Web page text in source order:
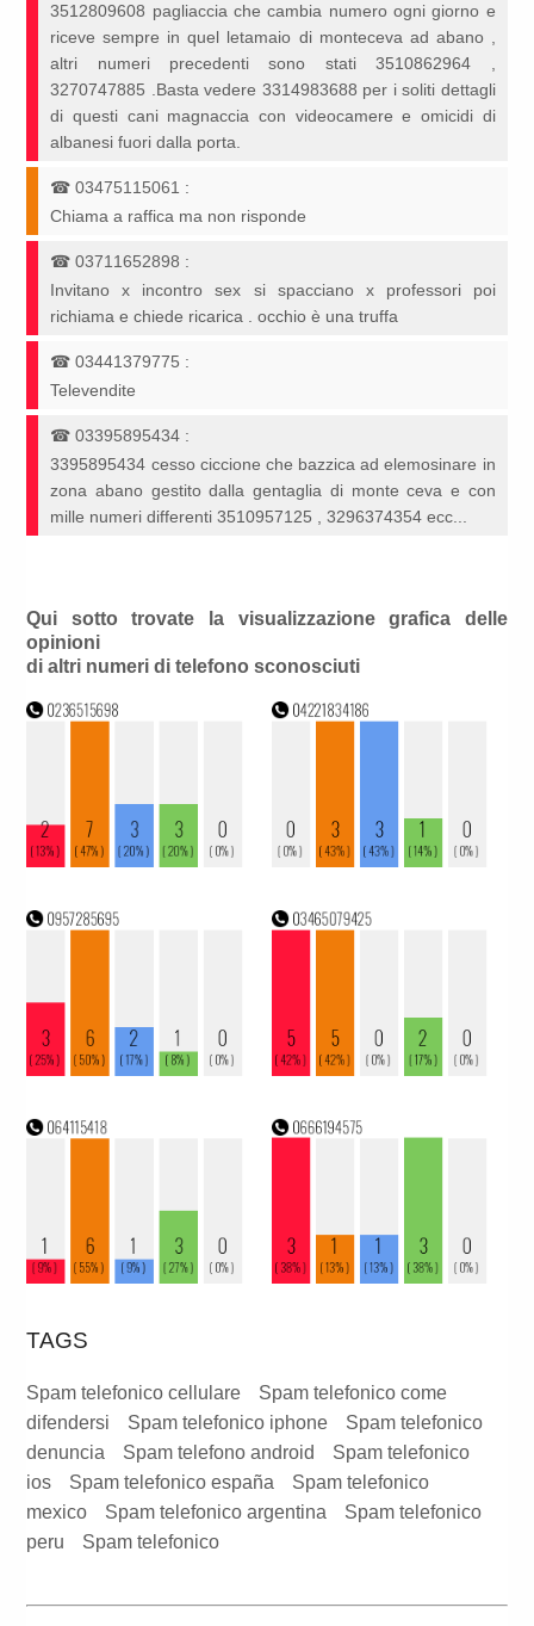
3512809608 pagliaccia che cambia numero ogni giorno e
riceve sempre in quel letamaio di monteceva ad abano ,
altri numeri precedenti sono stati 3510862964 ,
3270747885 .Basta vedere 3314983688 per i soliti dettagli
di questi cani magnaccia con videocamere e omicidi di
albanesi fuori dalla porta.
☎03475115061 :
Chiama a raffica ma non risponde
☎03711652898 :
Invitano x incontro sex si spacciano x professori poi
richiama e chiede ricarica . occhio è una truffa
☎03441379775 :
Televendite
☎03395895434 :
3395895434 cesso ciccione che bazzica ad elemosinare in
zona abano gestito dalla gentaglia di monte ceva e con
mille numeri differenti 3510957125 , 3296374354 ecc...
Qui sotto trovate la visualizzazione grafica delle
opinioni
di altri numeri di telefono sconosciuti
TAGS
Spam telefonico cellulare
Spam telefonico come
difendersi
Spam telefonico iphone
Spam telefonico
denuncia
Spam telefono android
Spam telefonico
ios
Spam telefonico españa
Spam telefonico
mexico
Spam telefonico argentina
Spam telefonico
peru
Spam telefonico